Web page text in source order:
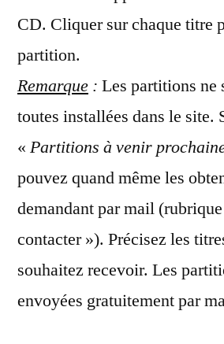
CD. Cliquer sur chaque titre
partition.
Remarque : Les partitions ne
toutes installées dans le site.
« Partitions à venir
pouvez quand même les
demandant par mail
contacter »). Précisez les
souhaitez recevoir. Les
envoyées gratuitement par